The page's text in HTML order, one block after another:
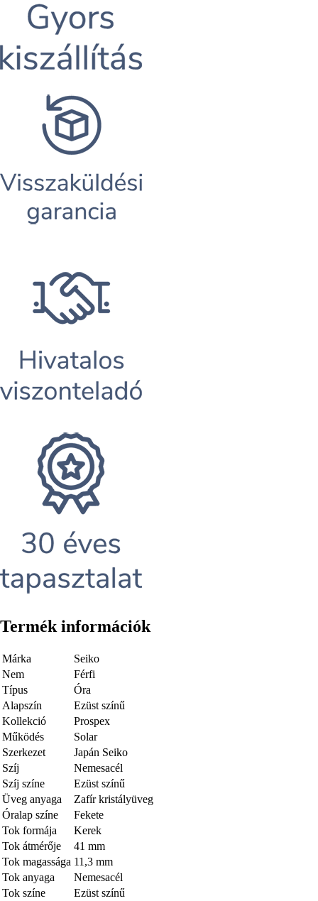
Termék információk
Márka
Seiko
Nem
Férfi
Típus
Óra
Alapszín
Ezüst színű
Kollekció
Prospex
Működés
Solar
Szerkezet
Japán Seiko
Szíj
Nemesacél
Szíj színe
Ezüst színű
Üveg anyaga
Zafír kristályüveg
Óralap színe
Fekete
Tok formája
Kerek
Tok átmérője
41 mm
Tok magassága 11,3 mm
Tok anyaga
Nemesacél
Tok színe
Ezüst színű